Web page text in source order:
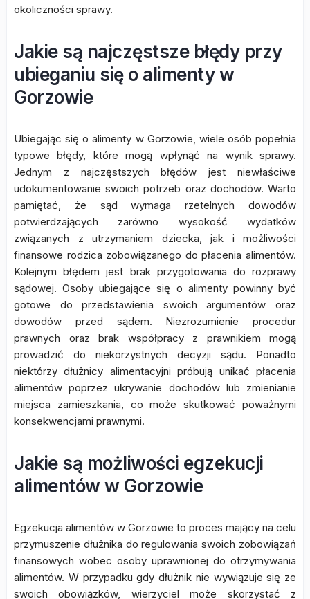
okoliczności sprawy.
Jakie są najczęstsze błędy przy
ubieganiu się o alimenty w
Gorzowie
Ubiegając się o alimenty w Gorzowie, wiele osób popełnia
typowe błędy, które mogą wpłynąć na wynik sprawy.
Jednym z najczęstszych błędów jest niewłaściwe
udokumentowanie swoich potrzeb oraz dochodów. Warto
pamiętać, że sąd wymaga rzetelnych dowodów
potwierdzających zarówno wysokość wydatków
związanych z utrzymaniem dziecka, jak i możliwości
finansowe rodzica zobowiązanego do płacenia alimentów.
Kolejnym błędem jest brak przygotowania do rozprawy
sądowej. Osoby ubiegające się o alimenty powinny być
gotowe do przedstawienia swoich argumentów oraz
dowodów przed sądem. Niezrozumienie procedur
prawnych oraz brak współpracy z prawnikiem mogą
prowadzić do niekorzystnych decyzji sądu. Ponadto
niektórzy dłużnicy alimentacyjni próbują unikać płacenia
alimentów poprzez ukrywanie dochodów lub zmienianie
miejsca zamieszkania, co może skutkować poważnymi
konsekwencjami prawnymi.
Jakie są możliwości egzekucji
alimentów w Gorzowie
Egzekucja alimentów w Gorzowie to proces mający na celu
przymuszenie dłużnika do regulowania swoich zobowiązań
finansowych wobec osoby uprawnionej do otrzymywania
alimentów. W przypadku gdy dłużnik nie wywiązuje się ze
swoich obowiązków, wierzyciel może skorzystać z